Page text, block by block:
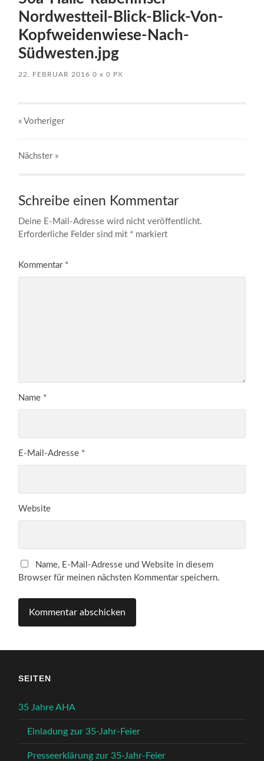
Nordwestteil-Blick-Blick-Von-
Kopfweidenwiese-Nach-
Südwesten.jpg
22. FEBRUAR 2016 0x 0 PX
« Vorheriger
Nächster »
Schreibe einen Kommentar
Deine E-Mail-Adresse wird nicht veröffentlicht.
Erforderliche Felder sind mit * markiert
Kommentar *
Name *
E-Mail-Adresse *
Website
Name, E-Mail-Adresse und Website in diesem
Browser für meinen nächsten Kommentar speichern.
SEITEN
35 Jahre AHA
Einladung zur 35-Jahr-Feier
Presseerklärung zur 35-Jahr-Feier